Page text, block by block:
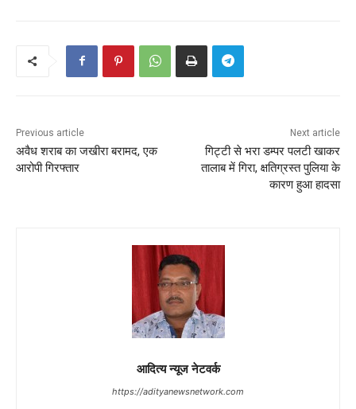
Previous article
अवैध शराब का जखीरा बरामद, एक
आरोपी गिरफ्तार
Next article
गिट्टी से भरा डम्पर पलटी खाकर
तालाब में गिरा, क्षतिग्रस्त पुलिया के
कारण हुआ हादसा
आदित्य न्यूज नेटवर्क
https://adityanewsnetwork.com